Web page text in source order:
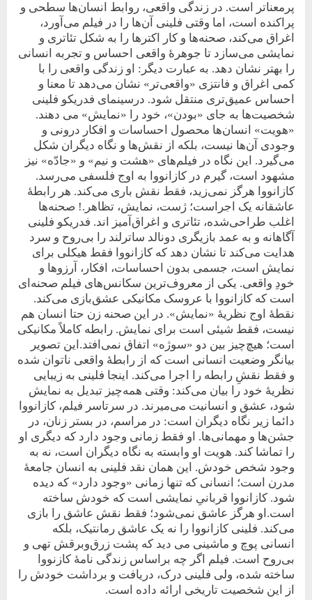
پرمعناتر است. در زندگی واقعی، روابط انسان‌ها سطحی و
پراکنده است، اما وقتی فلینی آن‌ها را در فیلم می‌آورد،
اغراق می‌کند، صحنه‌ها و کار اکترها را به شکل تئاتری و
نمایشی می‌سازد تا جوهرۀ واقعی احساس و تجربه انسانی
را بهتر نشان دهد. به عبارت دیگر: او زندگی واقعی را با
کمی اغراق و فانتزی «واقعی‌تر» نشان می‌دهد تا معنا و
احساس عمیق‌تری منتقل شود. درسینمای فدریکو فلینی
شخصیت‌ها به جای «بودن»، خود را «نمایش» می دهند.
«هویت» انسان‌ها محصول احساسات و افکار درونی‌ و
وجودی آن‌ها نیست، بلکه از نقش‌ها و نگاه دیگران شکل
می‌گیرد. این نگاه در فیلم‌های «هشت و نیم» و «جادّه» نیز
مشهود است، گیرم در کازانووا به اوج فلسفی می‌رسد.
کازانووا هرگز نمی‌زید، فقط نقش باری می‌کند. هر رابطۀ
عاشقانه یک اجراست؛ ژست، نمایش، تظاهر.! صحنه‌ها
اغلب طراحی‌شده، تئاتری و اغراق‌آمیز اند. فدریکو فلینی
آگاهانه و به عمد بازیگری دونالد ساترلند را بی‌روح و سرد
هدایت می‌کند تا نشان دهد که کازانووا فقط هیکلی برای
نمایش است، جسمی بدون احساسات، افکار، آرزوها و
خودِ واقعی. یکی از معروف‌ترین سکانس‌های فیلم صحنه‌ای
است که کازانووا با عروسک مکانیکی عشق‌بازی می‌کند.
نقطۀ اوج نظریۀ «نمایش». در این صحنه زن حتا انسان هم
نیست، فقط شیئی است برای نمایش. رابطه کاملاً مکانیکی
است؛ هیچ‌چیز بین دو «سوژه» اتفاق نمی‌افتد.این تصویر
بیانگر وضعیت انسانی است که از رابطۀ واقعی ناتوان شده
و فقط نقشِ رابطه را اجرا می‌کند. اینجا فلینی به زیبایی
نظریۀ خود را بیان می‌کند: وقتی همه‌چیز تبدیل به نمایش
شود، عشق و انسانیت می‌میرند. در سرتاسر فیلم، کازانووا
دائما زیر نگاه دیگران است: در مراسم‌، در بستر زنان، در
جشن‌ها و مهمانی‌ها. او فقط زمانی وجود دارد که دیگری او
را تماشا کند. هویت او وابسته به نگاه دیگران است، نه به
وجود شخص خودش. این همان نقد فلینی به انسان جامعۀ
مدرن است؛ انسانی که تنها زمانی «وجود دارد» که دیده
شود. کازانووا قربانیِ نمایشی است که خودش ساخته
است.او هرگز عاشق نمی‌شود؛ فقط نقش عاشق را بازی
می‌کند. فلینی کازانووا را نه یک عاشق رمانتیک، بلکه
انسانی پوچ و ماشینی می دید که پشت زرق‌و‌برقش تهی و
بی‌روح است. فیلم اگر چه براساس زندگی نامۀ کازنووا
ساخته شده، ولی فلینی درک، دریافت و برداشت خودش را
از این شخصیت تاریخی ارائه داده است.